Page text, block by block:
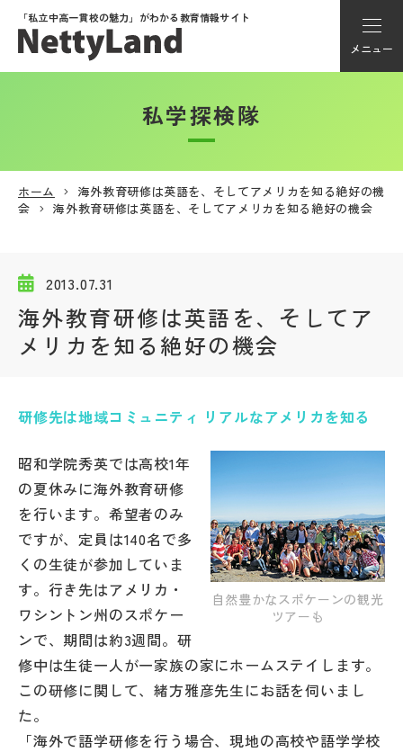
「私立中高一貫校の魅力」がわかる教育情報サイト
メニュー
アカウント登録
メニュー
学校動画
説明会・イベント情報
よみもの
学校からのお知らせ
学校HP最新情報
特集
私学探検隊
ホーム
海外教育研修は英語を、そしてアメリカを知る絶好の機
会
海外教育研修は英語を、そしてアメリカを知る絶好の機会
2013.07.31
海外教育研修は英語を、そしてア
メリカを知る絶好の機会
研修先は地域コミュニティ リアルなアメリカを知る
自然豊かなスポケーンの観光
ツアーも
昭和学院秀英では高校1年
の夏休みに海外教育研修
を行います。希望者のみ
ですが、定員は140名で多
くの生徒が参加していま
す。行き先はアメリカ・
ワシントン州のスポケー
ンで、期間は約3週間。研
修中は生徒一人が一家族の家にホームステイします。
この研修に関して、緒方雅彦先生にお話を伺いまし
た。
「海外で語学研修を行う場合、現地の高校や語学学校